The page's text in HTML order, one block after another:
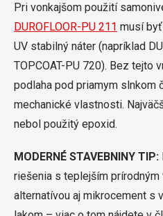
Pri vonkajšom použití
DUROFLOOR-PU 211 musí
UV stabilný náter (napríklad
TOPCOAT-PU 720). Bez tejto
podlaha pod priamym slnkom
mechanické vlastnosti.
nebol použitý epoxid.
MODERNÉ STAVEBNINY TIP:
riešenia s teplejším
alternatívou aj mikrocement s